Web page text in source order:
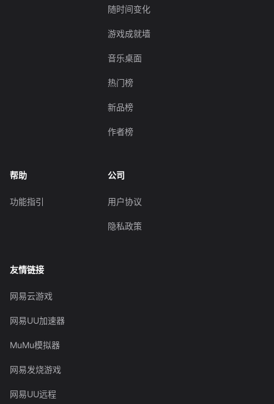
随时间变化
游戏成就墙
音乐桌面
热门榜
新品榜
作者榜
帮助
功能指引
公司
用户协议
隐私政策
友情链接
网易云游戏
网易UU加速器
MuMu模拟器
网易发烧游戏
网易UU远程